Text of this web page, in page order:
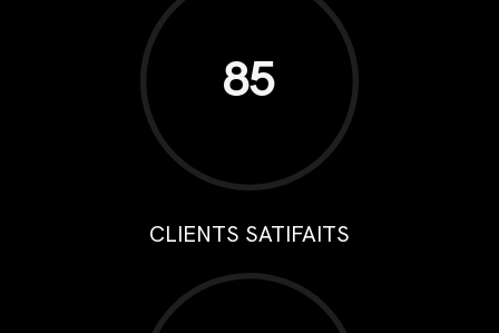
85
CLIENTS SATIFAITS